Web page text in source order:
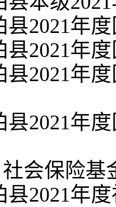
县2021年度
县2021年度
县2021年度
县2021年度
社会保险
县2021年